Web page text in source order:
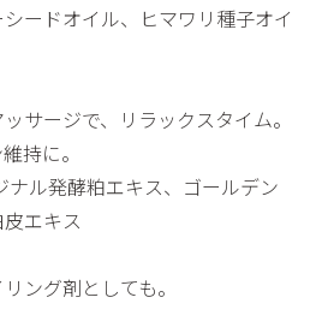
ードオイル、ヒマワリ種子オイ
サージで、リラックスタイム。
持に。
ル発酵粕エキス、ゴールデン
エキス
ング剤としても。